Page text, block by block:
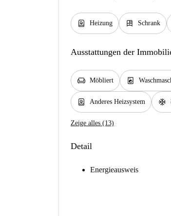
water_heater Heizung dresser Schrank
Ausstattungen der
chair Möbliert local_laundry_service
water_heater Anderes Heizsystem ac_unit
Zeige alles (13)
Detail
Energieausweis